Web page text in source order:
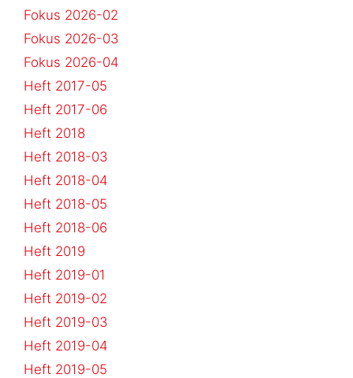
Fokus 2026-02
Fokus 2026-03
Fokus 2026-04
Heft 2017-05
Heft 2017-06
Heft 2018
Heft 2018-03
Heft 2018-04
Heft 2018-05
Heft 2018-06
Heft 2019
Heft 2019-01
Heft 2019-02
Heft 2019-03
Heft 2019-04
Heft 2019-05